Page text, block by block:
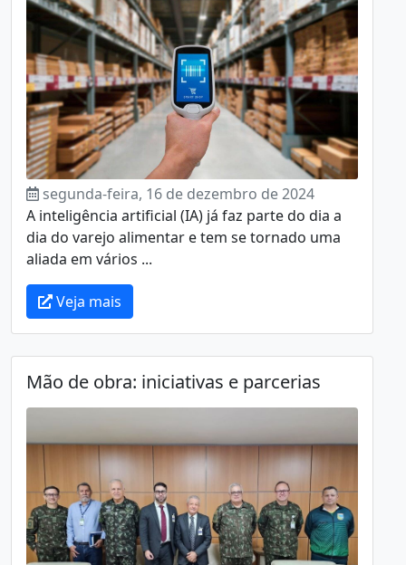
segunda-feira, 16 de dezembro de 2024
A inteligência artificial (IA) já faz parte do dia a
dia do varejo alimentar e tem se tornado uma
aliada em vários ...
Veja mais
Mão de obra: iniciativas e parcerias